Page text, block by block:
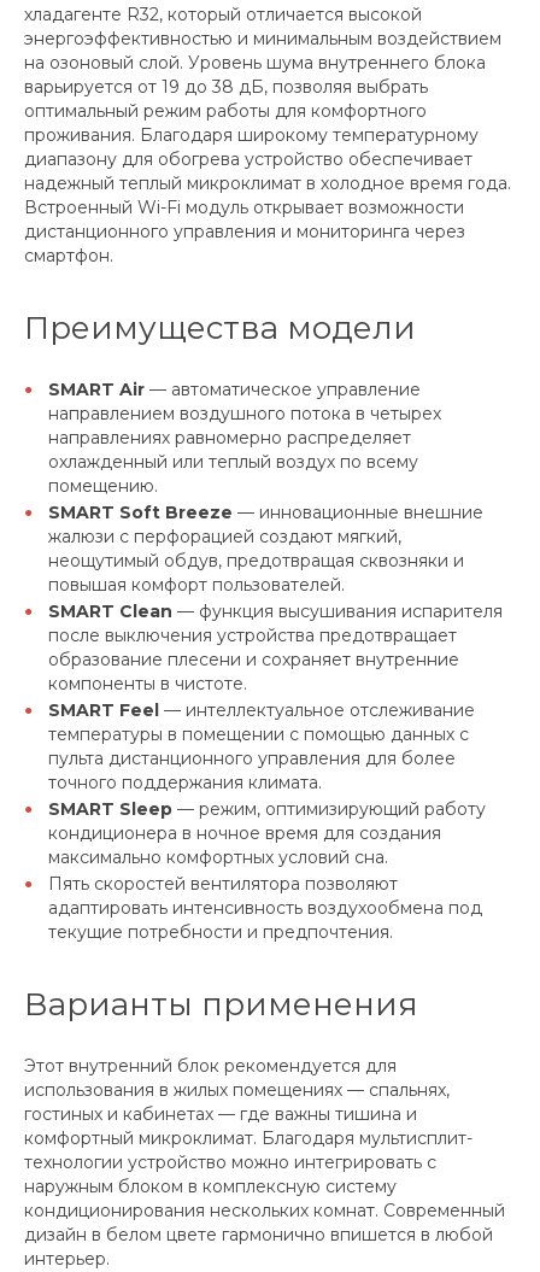
хладагенте R32, который отличается высокой
энергоэффективностью и минимальным воздействием
на озоновый слой. Уровень шума внутреннего блока
варьируется от 19 до 38 дБ, позволяя выбрать
оптимальный режим работы для комфортного
проживания. Благодаря широкому температурному
диапазону для обогрева устройство обеспечивает
надежный теплый микроклимат в холодное время года.
Встроенный Wi-Fi модуль открывает возможности
дистанционного управления и мониторинга через
смартфон.
Преимущества модели
SMART Air — автоматическое управление
направлением воздушного потока в четырех
направлениях равномерно распределяет
охлажденный или теплый воздух по всему
помещению.
SMART Soft Breeze — инновационные внешние
жалюзи с перфорацией создают мягкий,
неощутимый обдув, предотвращая сквозняки и
повышая комфорт пользователей.
SMART Clean — функция высушивания испарителя
после выключения устройства предотвращает
образование плесени и сохраняет внутренние
компоненты в чистоте.
SMART Feel — интеллектуальное отслеживание
температуры в помещении с помощью данных с
пульта дистанционного управления для более
точного поддержания климата.
SMART Sleep — режим, оптимизирующий работу
кондиционера в ночное время для создания
максимально комфортных условий сна.
Пять скоростей вентилятора позволяют
адаптировать интенсивность воздухообмена под
текущие потребности и предпочтения.
Варианты применения
Этот внутренний блок рекомендуется для
использования в жилых помещениях — спальнях,
гостиных и кабинетах — где важны тишина и
комфортный микроклимат. Благодаря мультисплит-
технологии устройство можно интегрировать с
наружным блоком в комплексную систему
кондиционирования нескольких комнат. Современный
дизайн в белом цвете гармонично впишется в любой
интерьер.